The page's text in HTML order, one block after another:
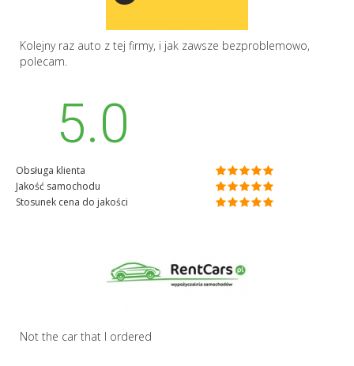
Kolejny raz auto z tej firmy, i jak zawsze bezproblemowo,
polecam.
5.0
Obsługa klienta
Jakość samochodu
Stosunek cena do jakości
Not the car that I ordered